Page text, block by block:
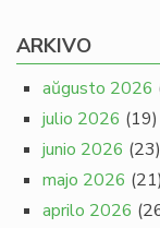
ARKIVO
aŭgusto 2026
julio 2026 (19)
junio 2026 (23)
majo 2026 (21)
aprilo 2026